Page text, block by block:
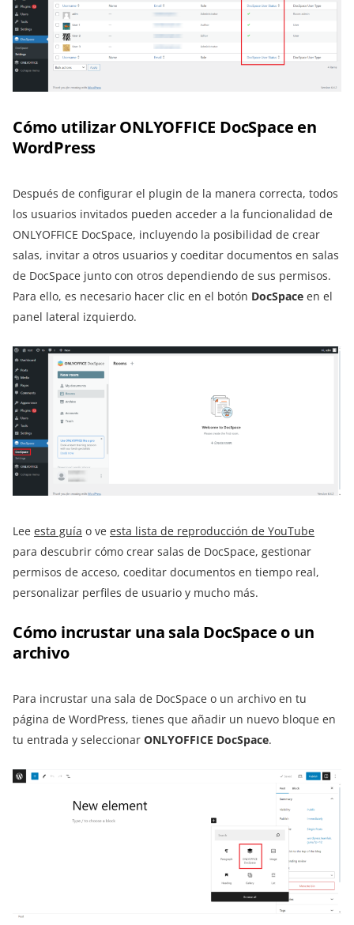
Cómo utilizar ONLYOFFICE DocSpace en
WordPress
Después de configurar el plugin de la manera correcta, todos
los usuarios invitados pueden acceder a la funcionalidad de
ONLYOFFICE DocSpace, incluyendo la posibilidad de crear
salas, invitar a otros usuarios y coeditar documentos en salas
de DocSpace junto con otros dependiendo de sus permisos.
Para ello, es necesario hacer clic en el botón DocSpace en el
panel lateral izquierdo.
Lee esta guía o ve esta lista de reproducción de YouTube
para descubrir cómo crear salas de DocSpace, gestionar
permisos de acceso, coeditar documentos en tiempo real,
personalizar perfiles de usuario y mucho más.
Cómo incrustar una sala DocSpace o un
archivo
Para incrustar una sala de DocSpace o un archivo en tu
página de WordPress, tienes que añadir un nuevo bloque en
tu entrada y seleccionar ONLYOFFICE DocSpace.